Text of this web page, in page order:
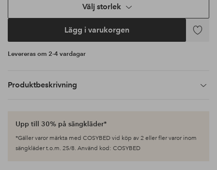
Välj storlek
Lägg i varukorgen
Lägg
Levereras om 2-4 vardagar
Produktbeskrivning
Upp till 30% på sängkläder*
*Gäller varor märkta med COSYBED vid köp av 2 eller fler varor inom
sängkläder t.o.m. 25/8. Använd kod: COSYBED